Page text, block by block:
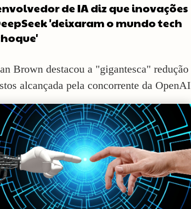
de IA diz que inovações
'deixaram o mundo tech
Brown destacou a "gigantesca" redução
alcançada pela concorrente da OpenAI